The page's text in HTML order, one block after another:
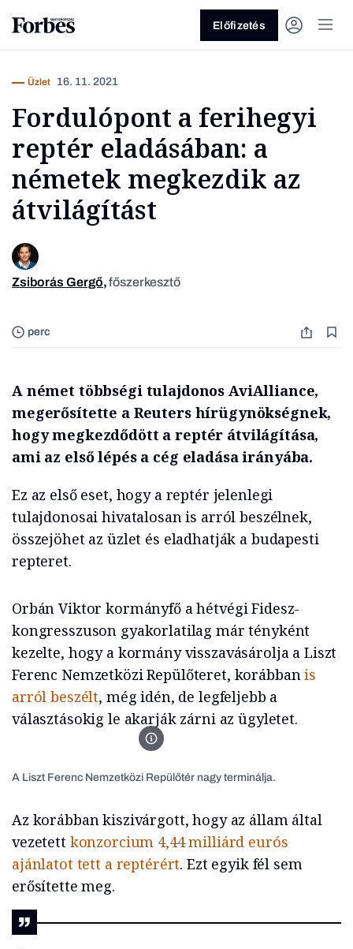
Vagy fedezze fel a következő
Előfizetés
perc
Üzlet 16. 11. 2021
Fordulópont a ferihegyi
reptér eladásában: a
németek megkezdik az
átvilágítást
Zsiborás Gergő,főszerkesztő
A német többségi tulajdonos AviAlliance,
megerősítette a Reuters hírügynökségnek,
hogy megkezdődött a reptér átvilágítása,
ami az első lépés a cég eladása irányába.
Ez az első eset, hogy a reptér jelenlegi
tulajdonosai hivatalosan is arról beszélnek,
összejöhet az üzlet és eladhatják a budapesti
repteret.
Orbán Viktor kormányfő a hétvégi Fidesz-
kongresszuson gyakorlatilag már tényként
kezelte, hogy a kormány visszavásárolja a Liszt
Ferenc Nemzetközi Repülőteret, korábbanis
arról beszélt, még idén, de legfeljebb a
választásokig le akarják zárni az ügyletet.
Liszt Ferenc Repülőtér
A Liszt Ferenc Nemzetközi Repülőtér nagy terminálja.
Az korábban kiszivárgott, hogy az állam által
vezetett konzorcium 4,44 milliárd eurós
ajánlatot tett a reptérért. Ezt egyik fél sem
erősítette meg.